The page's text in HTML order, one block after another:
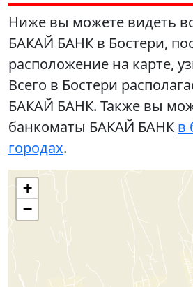
Ниже вы можете видеть
БАКАЙ БАНК в Бостери,
расположение на карте,
Всего в Бостери
БАКАЙ БАНК. Также вы
банкоматы БАКАЙ БАНК в
городах.
+
−